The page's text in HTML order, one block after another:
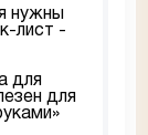
нужны
лист -
для
для